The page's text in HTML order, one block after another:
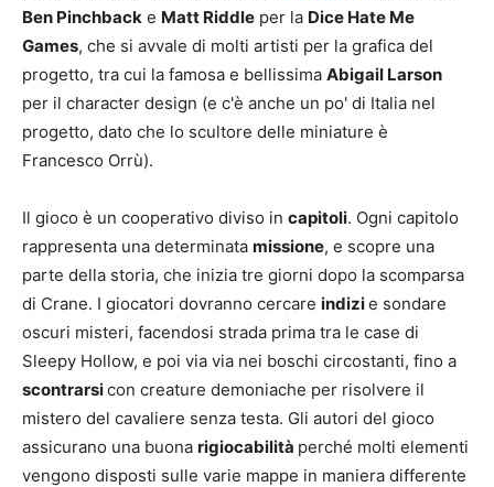
Ben Pinchback e Matt Riddle per la Dice Hate Me
Games, che si avvale di molti artisti per la grafica del
progetto, tra cui la famosa e bellissima Abigail Larson
per il character design (e c'è anche un po' di Italia nel
progetto, dato che lo scultore delle miniature è
Francesco Orrù).
Il gioco è un cooperativo diviso in capitoli. Ogni capitolo
rappresenta una determinata missione, e scopre una
parte della storia, che inizia tre giorni dopo la scomparsa
di Crane. I giocatori dovranno cercare indizie sondare
oscuri misteri, facendosi strada prima tra le case di
Sleepy Hollow, e poi via via nei boschi circostanti, fino a
scontrarsicon creature demoniache per risolvere il
mistero del cavaliere senza testa. Gli autori del gioco
assicurano una buona rigiocabilità perché molti elementi
vengono disposti sulle varie mappe in maniera differente